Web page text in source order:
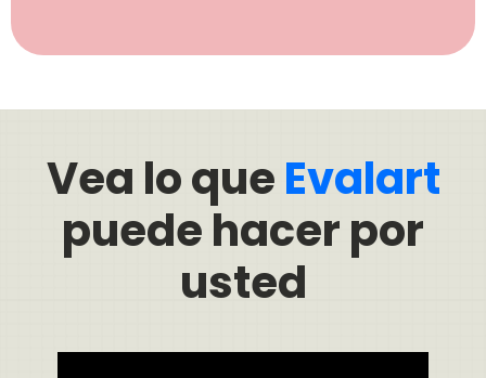
Vea lo queEvalart
puede hacer por
usted